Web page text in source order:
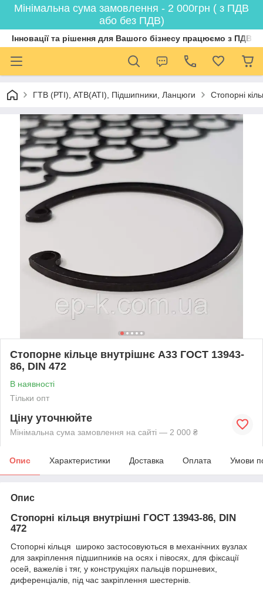
Мінімальна сума замовлення - 2 000грн ( з ПДВ
або без ПДВ)
Інновації та рішення для Вашого бізнесу працюємо з ПДВ
ГТВ (РТI), АТВ(АТI), Пiдшипники, Ланцюги Стопорні
Стопорне кільце внутрішнє А33 ГОСТ 13943-
86, DIN 472
В наявності
Тільки опт
Ціну уточнюйте
Мінімальна сума замовлення на сайті — 2 000 ₴
Опис Характеристики Доставка Оплата Умови
Опис
Стопорні кільця внутрішні ГОСТ 13943-86, DIN
472
Стопорні кільця широко застосовуються в механічних вузлах
для закріплення підшипників на осях і півосях, для фіксації
осей, важелів і тяг, у конструкціях пальців поршневих,
диференціалів, під час закріплення шестернів.